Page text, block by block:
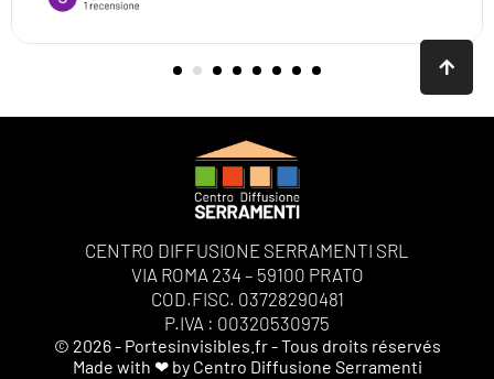
CENTRO DIFFUSIONE SERRAMENTI SRL
VIA ROMA 234 – 59100 PRATO
COD.FISC. 03728290481
P.IVA : 00320530975
© 2026 - Portesinvisibles.fr - Tous droits réservés
Made with ❤ by Centro Diffusione Serramenti